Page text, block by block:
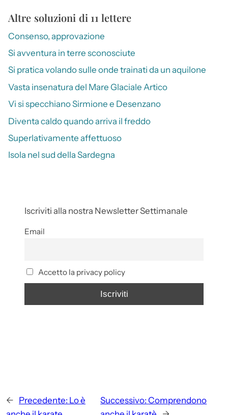
Altre soluzioni di 11 lettere
Consenso, approvazione
Si avventura in terre sconosciute
Si pratica volando sulle onde trainati da un aquilone
Vasta insenatura del Mare Glaciale Artico
Vi si specchiano Sirmione e Desenzano
Diventa caldo quando arriva il freddo
Superlativamente affettuoso
Isola nel sud della Sardegna
Iscriviti alla nostra Newsletter Settimanale
Email
Accetto la privacy policy
← Precedente: Lo è
Successivo: Comprendono